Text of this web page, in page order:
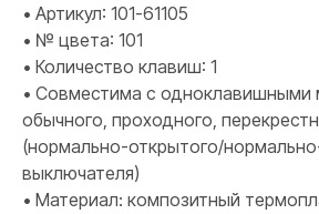
• Артикул: 101-61105
• № цвета: 101
• Количество клавиш: 1
• Совместима с одноклавишными
обычного, проходного,
(нормально-открытого/
выключателя)
• Материал: композитный